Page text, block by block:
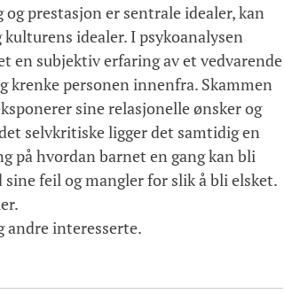
prestasjon er sentrale idealer, kan
idealer. I psykoanalysen
en subjektiv erfaring av et vedvarende
krenke personen innenfra. Skammen
sine relasjonelle ønsker og
selvkritiske ligger det samtidig en
på hvordan barnet en gang kan bli
feil og mangler for slik å bli elsket.
andre interesserte.